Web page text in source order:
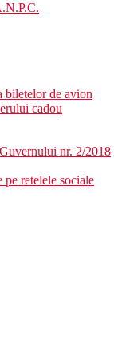
biletelor de avion
cadou
nr. 2/2018
pe retelele sociale